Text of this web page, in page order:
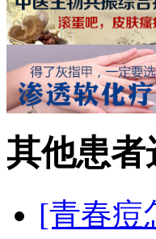
其他患者
[青春痘